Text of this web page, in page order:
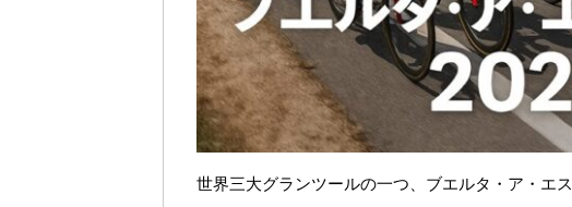
世界三大グランツールの一つ、ブエルタ・ア・エス